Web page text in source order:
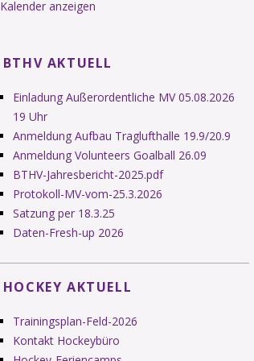
Kalender anzeigen
BTHV AKTUELL
Einladung Außerordentliche MV 05.08.2026
19 Uhr
Anmeldung Aufbau Traglufthalle 19.9/20.9
Anmeldung Volunteers Goalball 26.09
BTHV-Jahresbericht-2025.pdf
Protokoll-MV-vom-25.3.2026
Satzung per 18.3.25
Daten-Fresh-up 2026
HOCKEY AKTUELL
Trainingsplan-Feld-2026
Kontakt Hockeybüro